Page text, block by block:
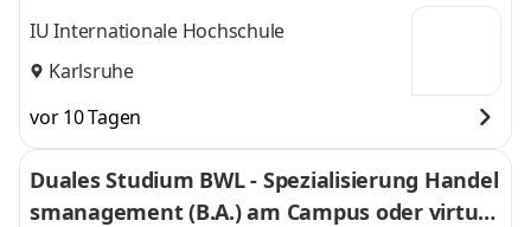
IU Internationale Hochschule
Karlsruhe
vor 10 Tagen
Duales Studium BWL - Spezialisierung Handel
smanagement (B.A.) am Campus oder virtuel